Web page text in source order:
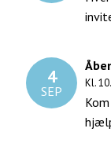
4
SEP
Kl.